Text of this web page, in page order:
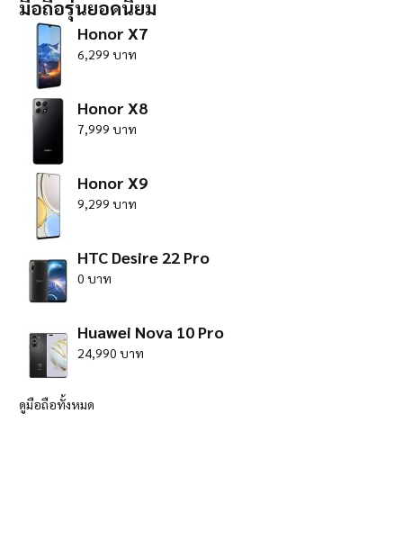
มือถือรุ่นยอดนิยม
Honor X7
6,299 บาท
Honor X8
7,999 บาท
Honor X9
9,299 บาท
HTC Desire 22 Pro
0 บาท
Huawei Nova 10 Pro
24,990 บาท
ดูมือถือทั้งหมด